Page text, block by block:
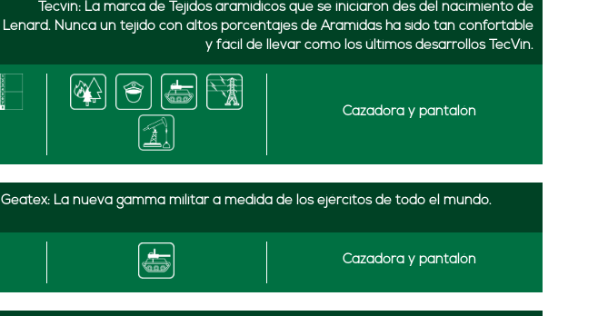
Tecvin: La marca de Tejidos aramidicos que se iniciaron des del nacimiento de
Lenard. Nunca un tejido con altos porcentajes de Aramidas ha sido tan confortable
y fácil de llevar como los últimos desarrollos TecVin.
Cazadora y pantalón
Geatex: La nueva gamma militar a medida de los ejércitos de todo el mundo.
Cazadora y pantalón